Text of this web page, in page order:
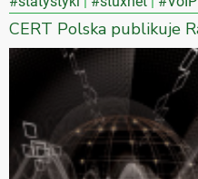
CERT Polska publikuje